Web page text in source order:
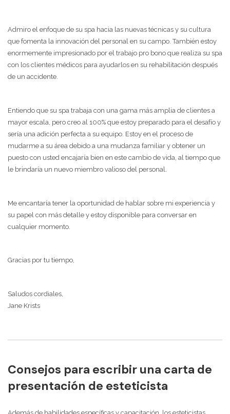
Admiro el enfoque de su spa hacia las nuevas técnicas y su cultura
que fomenta la innovación del personal en su campo. También estoy
enormemente impresionado por el trabajo pro bono que realiza su spa
con los clientes médicos para ayudarlos en su rehabilitación después
de un accidente.
Entiendo que su spa trabaja con una gama más amplia de clientes a
mayor escala, pero creo al 100% que estoy preparado para el desafío y
sería una adición perfecta a su equipo. Estoy en el proceso de
mudarme a su área debido a una mudanza familiar y obtener un
puesto con usted encajaría bien en este cambio de vida, al tiempo que
le brindaría un nuevo miembro valioso del personal.
Me encantaría tener la oportunidad de hablar sobre mi experiencia y
su papel con más detalle y estoy disponible para conversar en
cualquier momento.
Gracias por tu tiempo,
Saludos cordiales,
Jane Krists
Consejos para escribir una carta de
presentación de esteticista